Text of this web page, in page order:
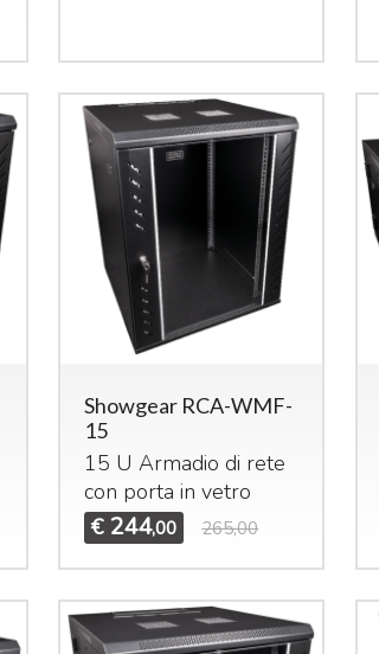
Showgear RCA-WMF-
15
15 U Armadio di rete
con porta in vetro
€ 244,00 265,00